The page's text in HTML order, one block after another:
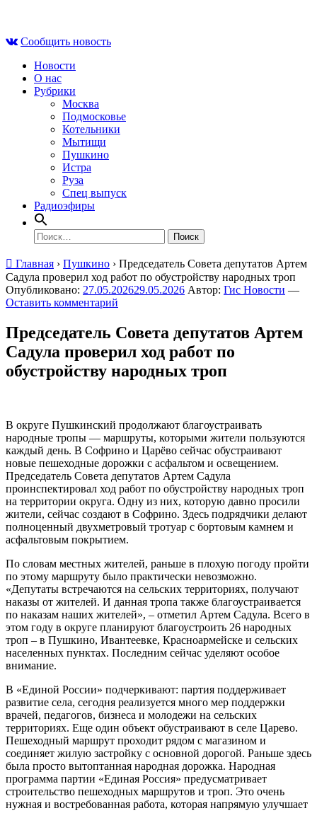
contentСообщить новость
Новости
О нас
Рубрики
Москва
Подмосковье
Котельники
Мытищи
Пушкино
Истра
Руза
Спец выпуск
Радиоэфиры
Найти:
Главная › Пушкино › Председатель Совета депутатов Артем
Садула проверил ход работ по обустройству народных троп
Опубликовано: 27.05.202629.05.2026 Автор: Гис Новости —
Оставить комментарий
Председатель Совета депутатов Артем
Садула проверил ход работ по
обустройству народных троп
В округе Пушкинский продолжают благоустраивать
народные тропы — маршруты, которыми жители пользуются
каждый день. В Софрино и Царёво сейчас обустраивают
новые пешеходные дорожки с асфальтом и освещением.
Председатель Совета депутатов Артем Садула
проинспектировал ход работ по обустройству народных троп
на территории округа. Одну из них, которую давно просили
жители, сейчас создают в Софрино. Здесь подрядчики делают
полноценный двухметровый тротуар с бортовым камнем и
асфальтовым покрытием.
По словам местных жителей, раньше в плохую погоду пройти
по этому маршруту было практически невозможно.
«Депутаты встречаются на сельских территориях, получают
наказы от жителей. И данная тропа также благоустраивается
по наказам наших жителей», – отметил Артем Садула. Всего в
этом году в округе планируют благоустроить 26 народных
троп – в Пушкино, Ивантеевке, Красноармейске и сельских
населенных пунктах. Последним сейчас уделяют особое
внимание.
В «Единой России» подчеркивают: партия поддерживает
развитие села, сегодня реализуется много мер поддержки
врачей, педагогов, бизнеса и молодежи на сельских
территориях. Еще один объект обустраивают в селе Царево.
Пешеходный маршрут проходит рядом с магазином и
соединяет жилую застройку с основной дорогой. Раньше здесь
была просто вытоптанная народная дорожка. Народная
программа партии «Единая Россия» предусматривает
строительство пешеходных маршрутов и троп. Это очень
нужная и востребованная работа, которая напрямую улучшает